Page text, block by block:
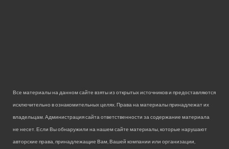
Все материалы на данном сайте взяты из открытых источников и предоставляются
исключительно в ознакомительных целях. Права на материалы принадлежат их
владельцам. Администрация сайта ответственности за содержание материала
не несет. Если Вы обнаружили на нашем сайте материалы, которые нарушают
авторские права, принадлежащие Вам, Вашей компании или организации,